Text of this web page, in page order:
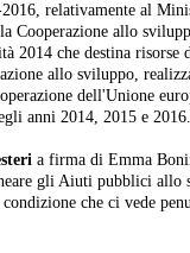
relativamente al
Cooperazione allo
2014 che destina risorse
allo sviluppo,
dell'Unione
anni 2014, 2015 e 2016.
a firma di Emma
gli Aiuti pubblici allo
che ci vede